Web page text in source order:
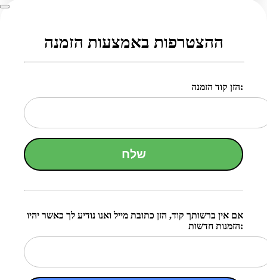
ההצטרפות באמצעות הזמנה
הזן קוד הזמנה:
שלח
אם אין ברשותך קוד, הזן כתובת מייל ואנו נודיע לך כאשר יהיו
הזמנות חדשות: